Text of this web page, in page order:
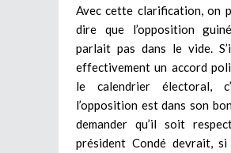
Avec cette clarification, on
dire que l’opposition
parlait pas dans le vide.
effectivement un accord
le calendrier électoral,
l’opposition est dans son
demander qu’il soit
président Condé devrait,